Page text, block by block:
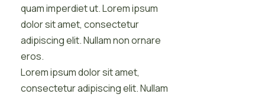
quam imperdiet ut. Lorem ipsum
dolor sit amet, consectetur
adipiscing elit. Nullam non ornare
eros.
Lorem ipsum dolor sit amet,
consectetur adipiscing elit. Nullam